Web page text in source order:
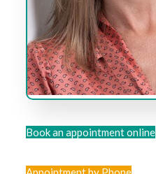
Book an appointment online